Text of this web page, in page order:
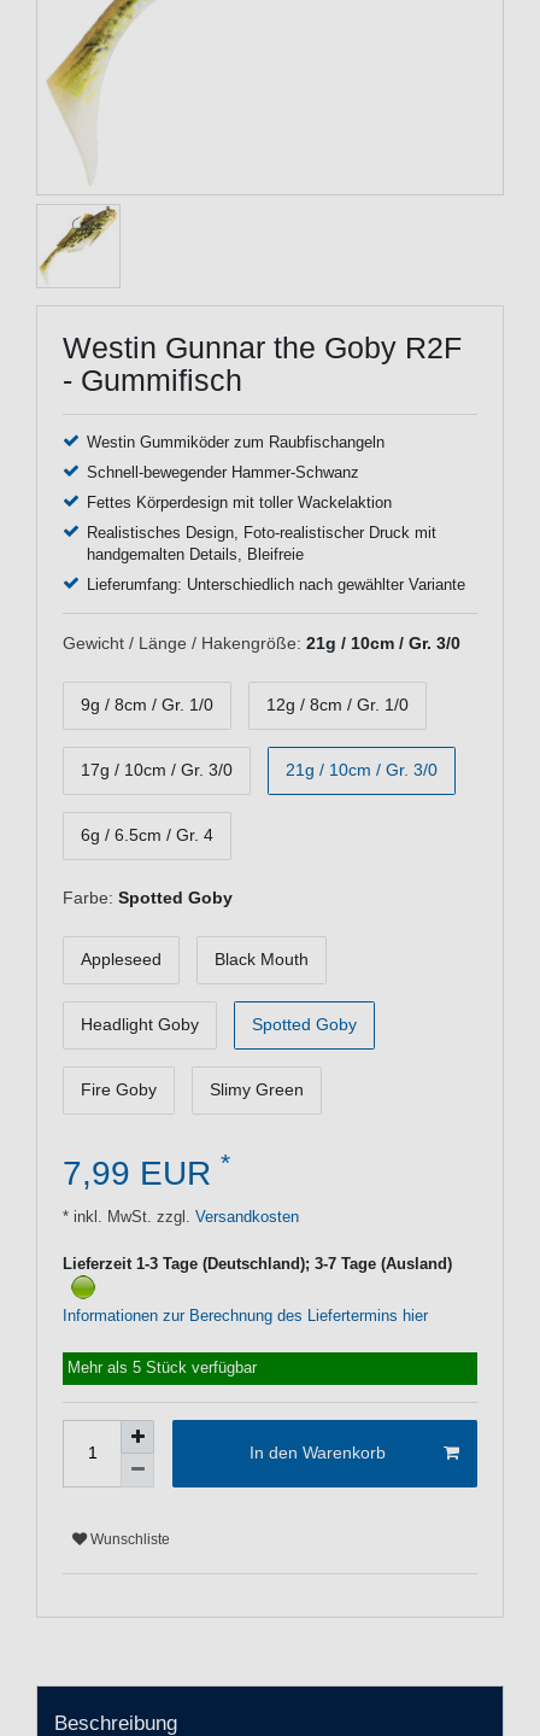
Westin Gunnar the Goby R2F
- Gummifisch
Westin Gummiköder zum Raubfischangeln
Schnell-bewegender Hammer-Schwanz
Fettes Körperdesign mit toller Wackelaktion
Realistisches Design, Foto-realistischer Druck mit
handgemalten Details, Bleifreie
Lieferumfang: Unterschiedlich nach gewählter Variante
Gewicht / Länge / Hakengröße: 21g / 10cm / Gr. 3/0
9g / 8cm / Gr. 1/0 12g / 8cm / Gr. 1/0
17g / 10cm / Gr. 3/0 21g / 10cm / Gr. 3/0
6g / 6.5cm / Gr. 4
Farbe: Spotted Goby
Appleseed Black Mouth
Headlight Goby Spotted Goby
Fire Goby Slimy Green
7,99 EUR *
* inkl. MwSt. zzgl. Versandkosten
Lieferzeit 1-3 Tage (Deutschland); 3-7 Tage (Ausland)
Informationen zur Berechnung des Liefertermins hier
Mehr als 5 Stück verfügbar
In den Warenkorb
Wunschliste
Beschreibung